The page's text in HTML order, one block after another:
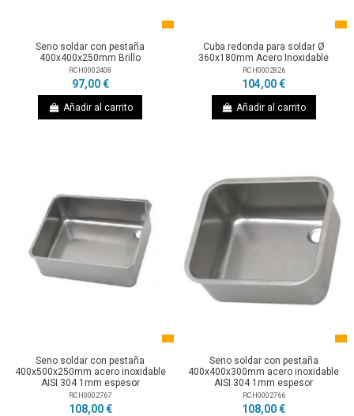
Seno soldar con pestaña
400x400x250mm Brillo
RCH0002408
97,00 €
Añadir al carrito
Cuba redonda para soldar Ø
360x180mm Acero Inoxidable
RCH0002826
104,00 €
Añadir al carrito
Seno soldar con pestaña
400x500x250mm acero inoxidable
AISI 304 1mm espesor
RCH0002767
108,00 €
Seno soldar con pestaña
400x400x300mm acero inoxidable
AISI 304 1mm espesor
RCH0002766
108,00 €